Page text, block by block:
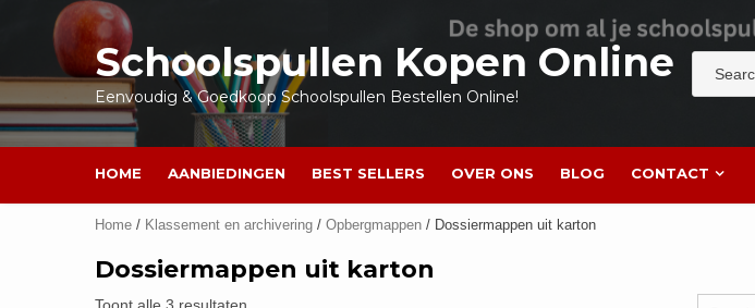
inhoud
Schoolspullen Kopen Online
Eenvoudig & Goedkoop Schoolspullen Bestellen Online!
HOME AANBIEDINGEN BEST SELLERS OVER ONS BLOG CONTACT
Home / Klassement en archivering / Opbergmappen / Dossiermappen uit karton
Dossiermappen uit karton